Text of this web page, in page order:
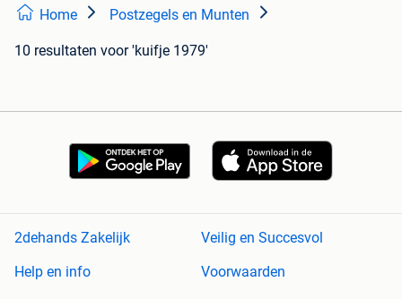
Home Postzegels en Munten
10 resultaten voor 'kuifje 1979'
2dehands Zakelijk
Veilig en Succesvol
Help en info
Voorwaarden